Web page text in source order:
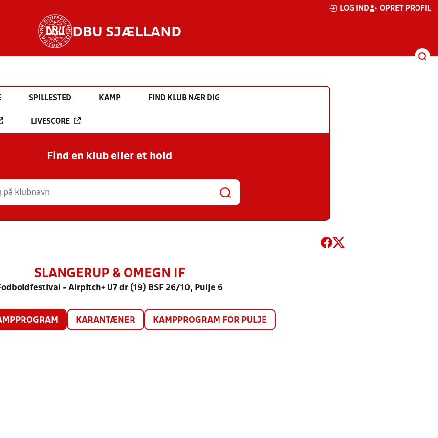
LOG IND OPRET PROFIL
DBU SJÆLLAND
SPILLESTED KAMP FIND KLUB NÆR DIG
LIVESCORE
Find en klub eller et hold
SLANGERUP & OMEGN IF
- Airpitch+ U7 dr (19) BSF 26/10, Pulje 6
KARANTÆNER KAMPPROGRAM FOR PULJE